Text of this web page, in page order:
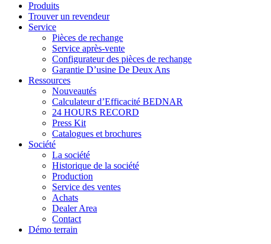
Produits
Trouver un revendeur
Service
Pièces de rechange
Service après-vente
Configurateur des pièces de rechange
Garantie D’usine De Deux Ans
Ressources
Nouveautés
Calculateur d’Efficacité BEDNAR
24 HOURS RECORD
Press Kit
Catalogues et brochures
Société
La société
Historique de la société
Production
Service des ventes
Achats
Dealer Area
Contact
Démo terrain